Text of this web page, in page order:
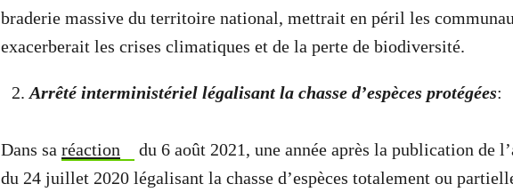
braderie massive du territoire national, mettrait en péril les
exacerberait les crises climatiques et de la perte de biodiversité.
Arrêté interministériel légalisant la chasse d’espèces protégées:
Dans sa réaction
du 6 août 2021, une année après la publication de
du 24 juillet 2020 légalisant la chasse d’espèces totalement ou